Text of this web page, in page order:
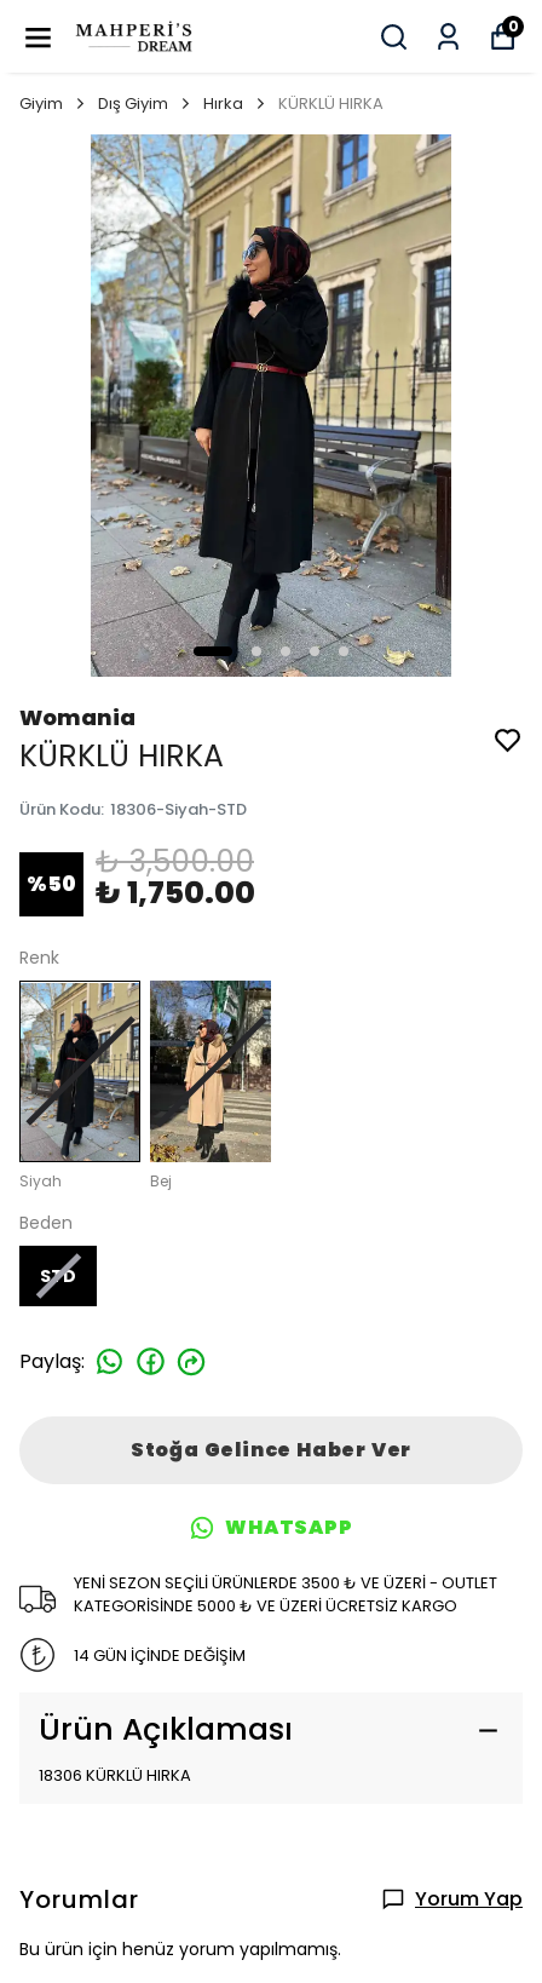
0
Giyim Dış Giyim Hırka KÜRKLÜ HIRKA
Womania
KÜRKLÜ HIRKA
Ürün Kodu: 18306-Siyah-STD
%50
₺ 3,500.00
₺ 1,750.00
Renk
Siyah Bej
Beden
STD
Paylaş:
Stoğa Gelince Haber Ver
WHATSAPP
YENİ SEZON SEÇİLİ ÜRÜNLERDE 3500 ₺ VE ÜZERİ - OUTLET
KATEGORİSİNDE 5000 ₺ VE ÜZERİ ÜCRETSİZ KARGO
14 GÜN İÇİNDE DEĞİŞİM
Ürün Açıklaması
18306 KÜRKLÜ HIRKA
Yorumlar Yorum Yap
Bu ürün için henüz yorum yapılmamış.